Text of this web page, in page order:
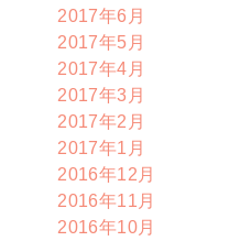
2017年6月
2017年5月
2017年4月
2017年3月
2017年2月
2017年1月
2016年12月
2016年11月
2016年10月